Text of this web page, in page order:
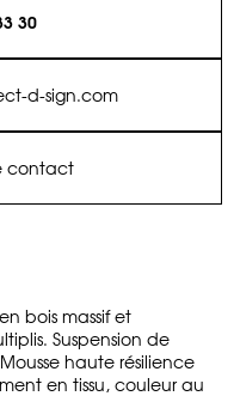
30
d-sign.com
contact
bois massif et
Suspension de
haute résilience
en tissu, couleur au